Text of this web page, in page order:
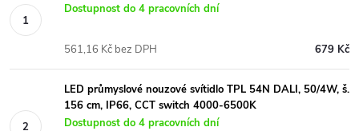
Dostupnost do 4 pracovních dní
679 Kč
561,16 Kč bez DPH
LED průmyslové nouzové svítidlo TPL 54N DALI, 50/4W, š.
156 cm, IP66, CCT switch 4000-6500K
Dostupnost do 4 pracovních dní